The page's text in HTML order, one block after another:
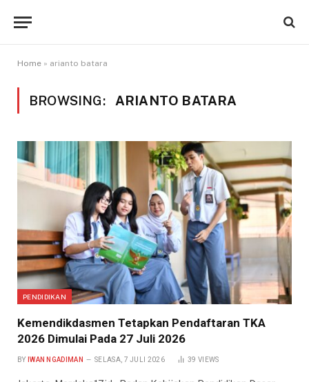
Home » arianto batara
BROWSING: ARIANTO BATARA
PENDIDIKAN
Kemendikdasmen Tetapkan Pendaftaran TKA
2026 Dimulai Pada 27 Juli 2026
BY IWAN NGADIMAN SELASA, 7 JULI 2026 39VIEWS